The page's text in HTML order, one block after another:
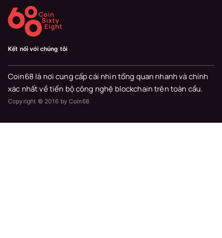
Kết nối với chúng tôi
Coin68 là nơi cung cấp cái nhìn tổng quan nhanh và chính
xác nhất về tiến bộ công nghệ blockchain trên toàn cầu.
Copyright © 2016 by Coin68